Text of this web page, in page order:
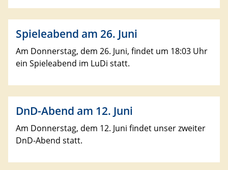
Spieleabend am 26. Juni
Am Donnerstag, dem 26. Juni, findet um 18:03 Uhr
ein Spieleabend im LuDi statt.
DnD-Abend am 12. Juni
Am Donnerstag, dem 12. Juni findet unser zweiter
DnD-Abend statt.